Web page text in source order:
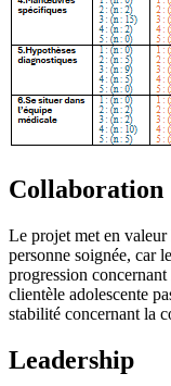
Collaboration
Le projet met en valeur
personne soignée, car
progression
clientèle adolescente
stabilité concernant la
Leadership